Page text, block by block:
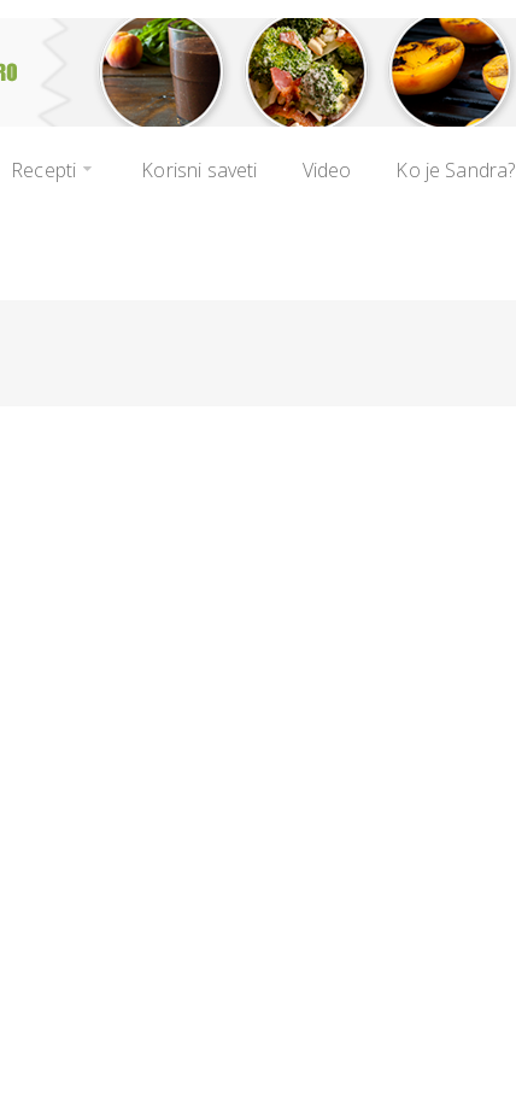
Recepti Korisni saveti Video Ko je Sandra?